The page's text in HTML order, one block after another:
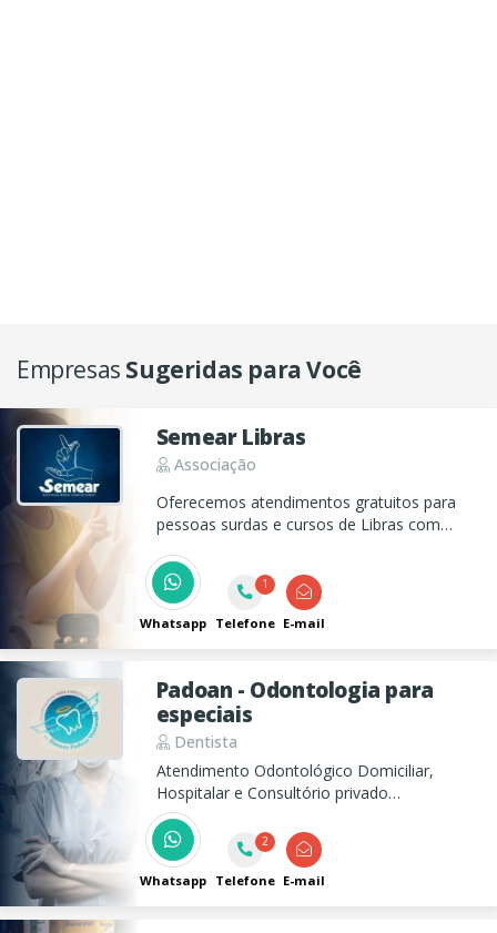
Empresas Sugeridas para Você
Semear Libras
Associação
Oferecemos atendimentos gratuitos para
pessoas surdas e cursos de Libras com
promovendo a integração entre diferentes
realidades e fortalecendo a comunicação
inclusiva.
Whatsapp
1
Telefone E-mail
Padoan - Odontologia para
especiais
Dentista
Atendimento Odontológico Domiciliar,
Hospitalar e Consultório privado
especializado em Pacientes com
Necessidades Especiais.
Whatsapp
2
Telefone E-mail